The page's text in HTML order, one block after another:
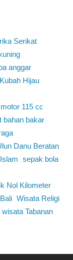
Serikat
anggar
Kubah Hijau
motor 115 cc
bahan bakar
Danu Beratan
sepak bola
Nol Kilometer
Wisata Religi
wisata Tabanan